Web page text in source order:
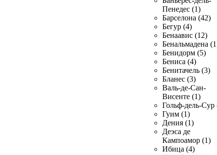
Пенедес (1)
Барселона (42)
Бегур (4)
Бенаавис (12)
Бенальмадена
Бенидорм (5)
Бениса (4)
Бенитачель (3)
Бланес (3)
Валь-де-Сан-
Висенте (1)
Гольф-дель-Сур
Гуим (1)
Дения (1)
Деэса де
Кампоамор (1)
Ибица (4)